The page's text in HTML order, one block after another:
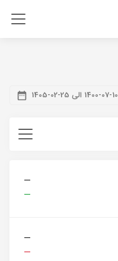
1400-07-10 الی 25-02-1405
—
—
—
—